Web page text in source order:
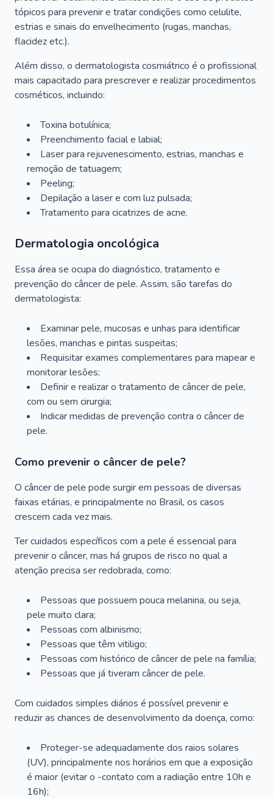
tópicos para prevenir e tratar condições como celulite,
estrias e sinais do envelhecimento (rugas, manchas,
flacidez etc.).
Além disso, o dermatologista cosmiátrico é o profissional
mais capacitado para prescrever e realizar procedimentos
cosméticos, incluindo:
Toxina botulínica;
Preenchimento facial e labial;
Laser para rejuvenescimento, estrias, manchas e
remoção de tatuagem;
Peeling;
Depilação a laser e com luz pulsada;
Tratamento para cicatrizes de acne.
Dermatologia oncológica
Essa área se ocupa do diagnóstico, tratamento e
prevenção do câncer de pele. Assim, são tarefas do
dermatologista:
Examinar pele, mucosas e unhas para identificar
lesões, manchas e pintas suspeitas;
Requisitar exames complementares para mapear e
monitorar lesões;
Definir e realizar o tratamento de câncer de pele,
com ou sem cirurgia;
Indicar medidas de prevenção contra o câncer de
pele.
Como prevenir o câncer de pele?
O câncer de pele pode surgir em pessoas de diversas
faixas etárias, e principalmente no Brasil, os casos
crescem cada vez mais.
Ter cuidados específicos com a pele é essencial para
prevenir o câncer, mas há grupos de risco no qual a
atenção precisa ser redobrada, como:
Pessoas que possuem pouca melanina, ou seja,
pele muito clara;
Pessoas com albinismo;
Pessoas que têm vitiligo;
Pessoas com histórico de câncer de pele na família;
Pessoas que já tiveram câncer de pele.
Com cuidados simples diários é possível prevenir e
reduzir as chances de desenvolvimento da doença, como:
Proteger-se adequadamente dos raios solares
(UV), principalmente nos horários em que a exposição
é maior (evitar o -contato com a radiação entre 10h e
16h);